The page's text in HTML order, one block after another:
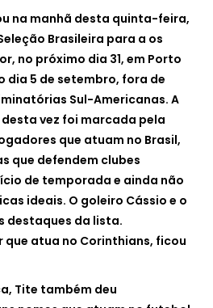
na manhã desta quinta-feira,
Brasileira para a os
no próximo dia 31, em Porto
dia 5 de setembro, fora de
Sul-Americanas. A
vez foi marcada pela
que atuam no Brasil,
que defendem clubes
de temporada e ainda não
ideais. O goleiro Cássio e o
destaques da lista.
atua no Corinthians, ficou
Tite também deu